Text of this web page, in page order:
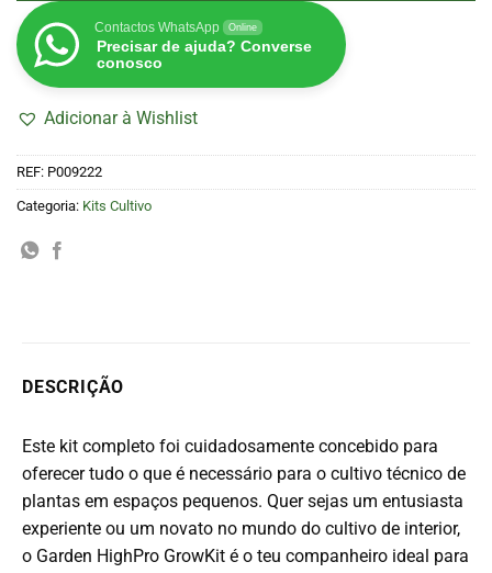
Contactos WhatsApp Online
Precisar de ajuda? Converse
conosco
Adicionar à Wishlist
REF: P009222
Categoria: Kits Cultivo
DESCRIÇÃO
Este kit completo foi cuidadosamente concebido para
oferecer tudo o que é necessário para o cultivo técnico de
plantas em espaços pequenos. Quer sejas um entusiasta
experiente ou um novato no mundo do cultivo de interior,
o Garden HighPro GrowKit é o teu companheiro ideal para